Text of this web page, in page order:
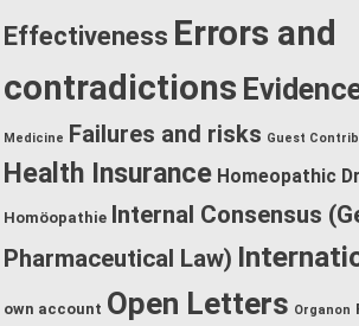
Effectiveness Errors and
contradictions
Medicine Failures and risks Guest
Health Insurance Homeopathic
Homöopathie Internal Consensus
Pharmaceutical Law)
own account Open Letters Organon